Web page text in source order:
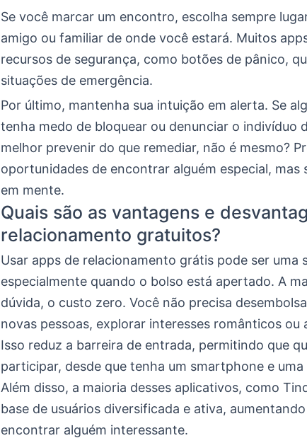
Se você marcar um encontro, escolha sempre
amigo ou familiar de onde você estará. Muitos
recursos de segurança, como botões de pânico,
situações de emergência.
Por último, mantenha sua intuição em alerta. Se
tenha medo de bloquear ou denunciar o indivíduo
melhor prevenir do que remediar, não é mesmo?
oportunidades de encontrar alguém especial, mas
em mente.
Quais são as vantagens e
relacionamento gratuitos?
Usar apps de relacionamento grátis pode ser uma
especialmente quando o bolso está apertado. A
dúvida, o custo zero. Você não precisa
novas pessoas, explorar interesses românticos ou
Isso reduz a barreira de entrada, permitindo que
participar, desde que tenha um smartphone e
Além disso, a maioria desses aplicativos, como
base de usuários diversificada e ativa,
encontrar alguém interessante.